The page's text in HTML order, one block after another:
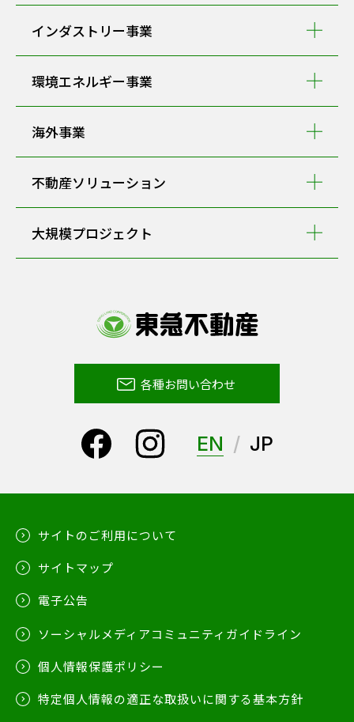
インダストリー事業
環境エネルギー事業
海外事業
不動産ソリューション
大規模プロジェクト
各種お問い合わせ
EN JP
サイトのご利用について
サイトマップ
電子公告
ソーシャルメディアコミュニティガイドライン
個人情報保護ポリシー
特定個人情報の適正な取扱いに関する基本方針